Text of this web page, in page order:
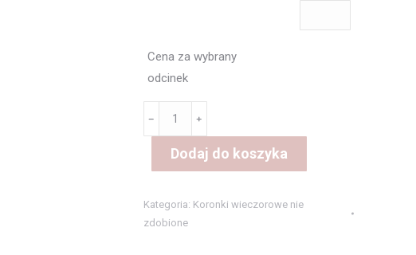
Cena za wybrany
odcinek
koronka3562
﹣ ﹢
Dodaj do koszyka
Kategoria: Koronki wieczorowe nie
zdobione